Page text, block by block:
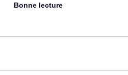
Bonne lecture